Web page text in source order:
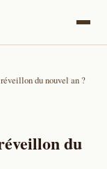
du nouvel an ?
du